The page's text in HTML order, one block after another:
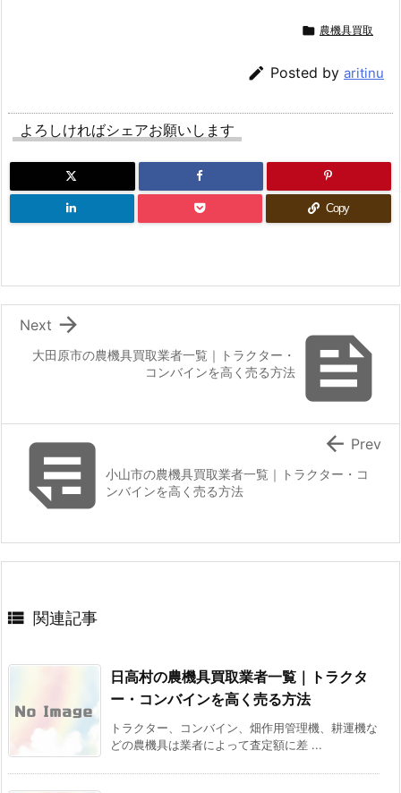
 農機具買取
 Posted by aritinu
よろしければシェアお願いします
Copy

大田原市の農機具買取業者一覧｜トラクター・
コンバインを高く売る方法

Next
小山市の農機具買取業者一覧｜トラクター・コ
ンバインを高く売る方法
 Prev
 関連記事
日高村の農機具買取業者一覧｜トラクタ
ー・コンバインを高く売る方法
トラクター、コンバイン、畑作用管理機、耕運機な
どの農機具は業者によって査定額に差 ...